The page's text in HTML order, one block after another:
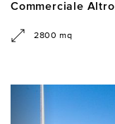
Commerciale Altro
2800 mq